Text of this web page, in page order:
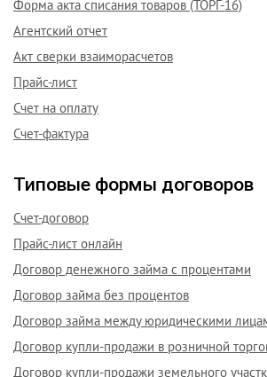
Форма акта списания товаров (ТОРГ-16)
Агентский отчет
Акт сверки взаиморасчетов
Прайс-лист
Счет на оплату
Счет-фактура
Типовые формы договоров
Счет-договор
Прайс-лист онлайн
Договор денежного займа с процентами
Договор займа без процентов
Договор займа между юридическими
Договор купли-продажи в розничной
Договор купли-продажи земельного